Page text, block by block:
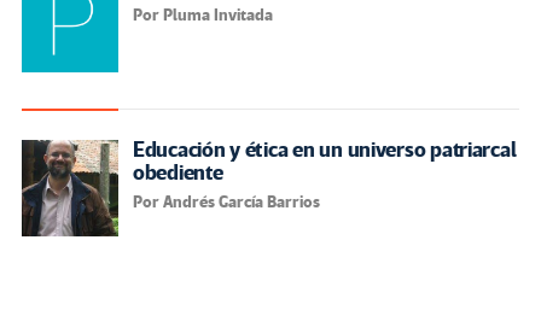
Por Pluma Invitada
Educación y ética en un universo patriarcal
obediente
Por Andrés García Barrios